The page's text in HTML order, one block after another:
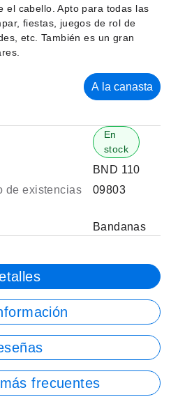
el cabello. Apto para todas las
fiestas, juegos de rol de
etc. También es un gran
A la canasta
En
stock
BND 110
de existencias
09803
Bandanas
frecuentes